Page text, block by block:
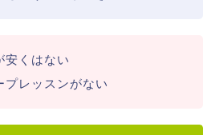
安くはない
プレッスンがない